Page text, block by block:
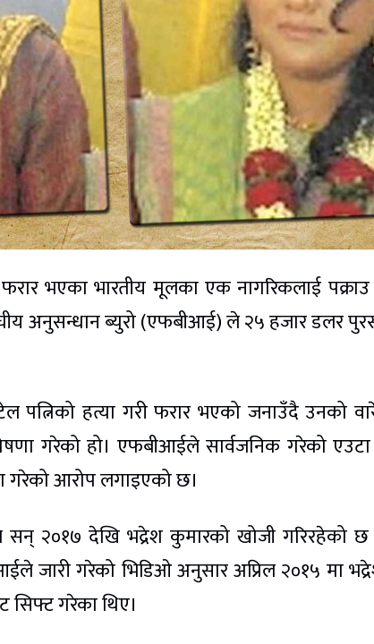
भएका भारतीय मूलका एक नागरिकलाई पक्राउ
अनुसन्धान ब्युरो (एफबीआई) ले २५ हजार डलर
हत्या गरी फरार भएको जनाउँदै उनको
गरेको हो। एफबीआईले सार्वजनिक गरेको
गरेको आरोप लगाइएको छ।
सन् २०१७ देखि भद्रेश कुमारको खोजी गरिरहेको छ
जारी गरेको भिडिओ अनुसार अप्रिल २०१५ मा
सिफ्ट गरेका थिए।